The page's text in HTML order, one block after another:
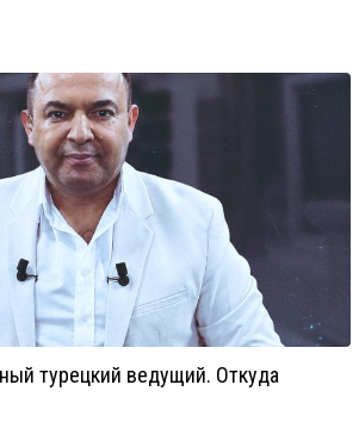
турецкий ведущий. Откуда